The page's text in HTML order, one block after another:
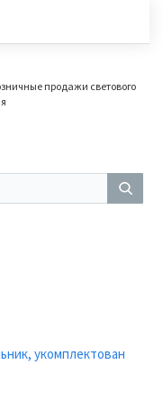
продажи светового
укомплектован